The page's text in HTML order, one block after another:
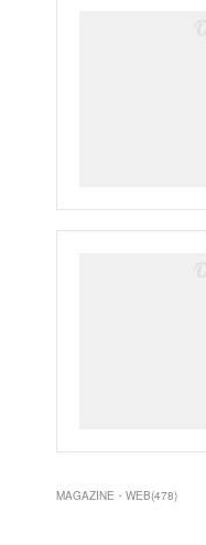
MAGAZINE・WEB(478)